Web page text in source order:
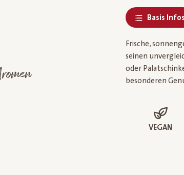
Basis
Frische,
seinen
oder
besonderen
VEGAN